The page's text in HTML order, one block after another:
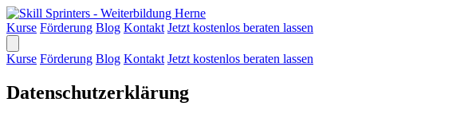
Kurse Förderung Blog Kontakt Jetzt kostenlos beraten lassen
Kurse Förderung Blog Kontakt Jetzt kostenlos beraten lassen
Datenschutzerklärung